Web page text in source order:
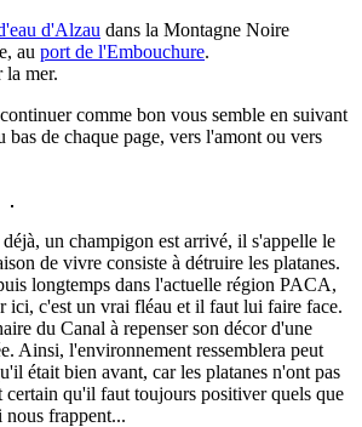
d'Alzau dans la Montagne Noire
au port de l'Embouchure.
la mer.
comme bon vous semble en suivant
bas de chaque page, vers l'amont ou vers
un champigon est arrivé, il s'appelle le
de vivre consiste à détruire les platanes.
longtemps dans l'actuelle région PACA,
ici, c'est un vrai fléau et il faut lui faire face.
du Canal à repenser son décor d'une
Ainsi, l'environnement ressemblera peut
était bien avant, car les platanes n'ont pas
certain qu'il faut toujours positiver quels que
nous frappent...